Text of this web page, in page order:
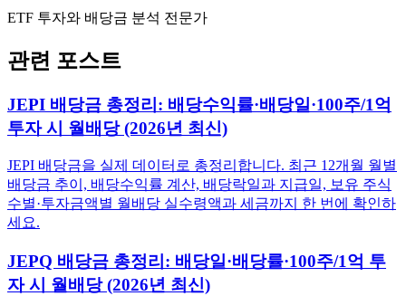
ETF 투자와 배당금 분석 전문가
관련 포스트
JEPI 배당금 총정리: 배당수익률·배당일·100주/1억
투자 시 월배당 (2026년 최신)
JEPI 배당금을 실제 데이터로 총정리합니다. 최근 12개월 월별
배당금 추이, 배당수익률 계산, 배당락일과 지급일, 보유 주식
수별·투자금액별 월배당 실수령액과 세금까지 한 번에 확인하
세요.
JEPQ 배당금 총정리: 배당일·배당률·100주/1억 투
자 시 월배당 (2026년 최신)